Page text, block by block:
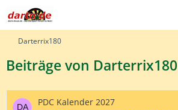
Darterrix180
Beiträge von Darterrix180
PDC Kalender 2027